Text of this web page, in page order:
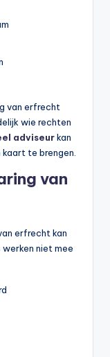
van erfrecht
wie rechten
adviseurkan
te brengen.
van
erfrecht kan
niet mee